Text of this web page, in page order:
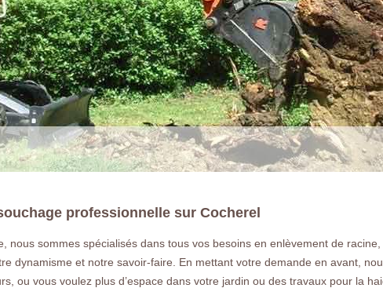
LA RÉFÉRENCE EN
professionnelle sur Cocherel
nous sommes spécialisés dans tous vos besoins en enlèvement de
dynamisme et notre savoir-faire. En mettant votre demande en avant,
ou vous voulez plus d’espace dans votre jardin ou des travaux pour la